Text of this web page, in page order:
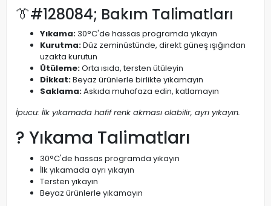
👔#128084; Bakım Talimatları
Yıkama:30°C'de hassas programda yıkayın
Kurutma:Düz zeminüstünde, direkt güneş ışığından
uzakta kurutun
Ütüleme:Orta ısıda, tersten ütüleyin
Dikkat:Beyaz ürünlerle birlikte yıkamayın
Saklama:Askıda muhafaza edin, katlamayın
İpucu: İlk yıkamada hafif renk akması olabilir, ayrı yıkayın.
? Yıkama Talimatları
30°C'de hassas programda yıkayın
İlk yıkamada ayrı yıkayın
Tersten yıkayın
Beyaz ürünlerle yıkamayın